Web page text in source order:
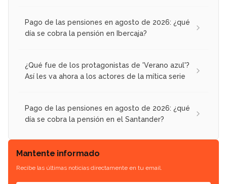
Pago de las pensiones en agosto de 2026: ¿qué
día se cobra la pensión en Ibercaja?
¿Qué fue de los protagonistas de 'Verano azul'?
Así les va ahora a los actores de la mítica serie
Pago de las pensiones en agosto de 2026: ¿qué
día se cobra la pensión en el Santander?
Mantente informado
Recibe las últimas noticias directamente en tu email.